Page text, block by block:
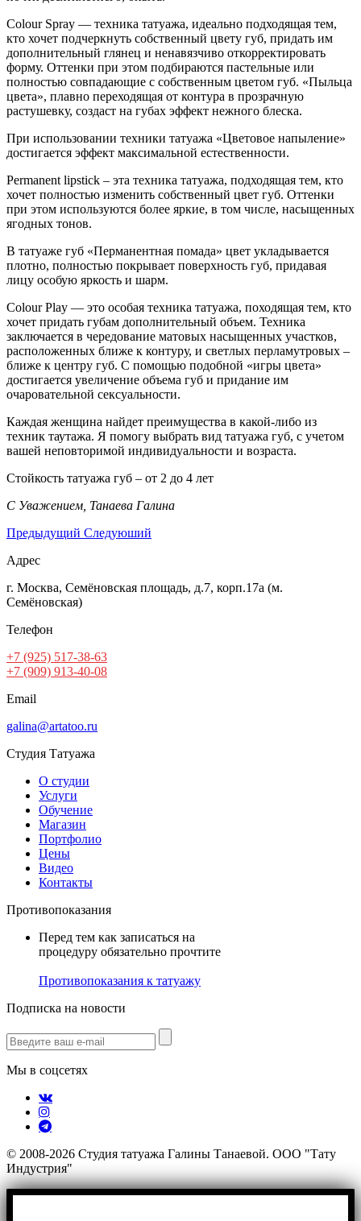
Colour Spray — техника татуажа, идеально подходящая тем,
кто хочет подчеркнуть собственный цвету губ, придать им
дополнительный глянец и ненавязчиво откорректировать
форму. Оттенки при этом подбираются пастельные или
полностью совпадающие с собственным цветом губ. «Пыльца
цвета», плавно переходящая от контура в прозрачную
растушевку, создаст на губах эффект нежного блеска.
При использовании техники татуажа «Цветовое напыление»
достигается эффект максимальной естественности.
Permanent lipstick – эта техника татуажа, подходящая тем, кто
хочет полностью изменить собственный цвет губ. Оттенки
при этом используются более яркие, в том числе, насыщенных
ягодных тонов.
В татуаже губ «Перманентная помада» цвет укладывается
плотно, полностью покрывает поверхность губ, придавая
лицу особую яркость и шарм.
Colour Play — это особая техника татуажа, походящая тем, кто
хочет придать губам дополнительный объем. Техника
заключается в чередование матовых насыщенных участков,
расположенных ближе к контуру, и светлых перламутровых –
ближе к центру губ. С помощью подобной «игры цвета»
достигается увеличение объема губ и придание им
очаровательной сексуальности.
Каждая женщина найдет преимущества в какой-либо из
техник таутажа. Я помогу выбрать вид татуажа губ, с учетом
вашей неповторимой индивидуальности и возраста.
Стойкость татуажа губ – от 2 до 4 лет
С Уважением, Танаева Галина
Предыдущий Следуюший
Адрес
г. Москва, Семёновская площадь, д.7, корп.17а (м.
Семёновская)
Телефон
+7 (925) 517-38-63
+7 (909) 913-40-08
Email
galina@artatoo.ru
Студия Татуажа
О студии
Услуги
Обучение
Магазин
Портфолио
Цены
Видео
Контакты
Противопоказания
Перед тем как записаться на
процедуру обязательно прочтите
Противопоказания к татуажу
Подписка на новости
Мы в соцсетях
© 2008-2026 Студия татуажа Галины Танаевой. ООО "Тату
Индустрия"